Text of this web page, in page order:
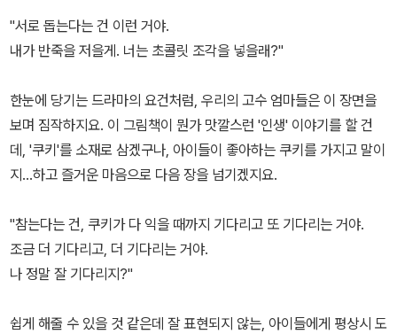
"서로 돕는다는 건 이런 거야.
내가 반죽을 저을게. 너는 초콜릿 조각을 넣을래?"
한눈에 당기는 드라마의 요건처럼, 우리의 고수 엄마들은 이 장면을
보며 짐작하지요. 이 그림책이 뭔가 맛깔스런 '인생' 이야기를 할 건
데, '쿠키'를 소재로 삼겠구나, 아이들이 좋아하는 쿠키를 가지고 말이
지...하고 즐거운 마음으로 다음 장을 넘기겠지요.
"참는다는 건, 쿠키가 다 익을 때까지 기다리고 또 기다리는 거야.
조금 더 기다리고, 더 기다리는 거야.
나 정말 잘 기다리지?"
쉽게 해줄 수 있을 것 같은데 잘 표현되지 않는, 아이들에게 평상시 도